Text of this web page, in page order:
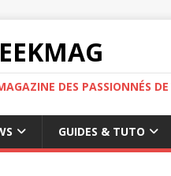
DES PASSIONNÉS
GUIDES & TUTO